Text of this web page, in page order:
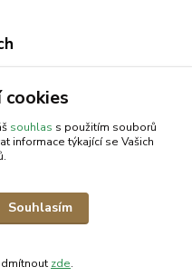
cookies
souhlas s použitím souborů
informace týkající se Vašich
Souhlasím
zde.